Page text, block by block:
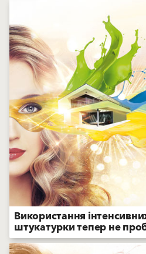
Використання
штукатурки тепер не